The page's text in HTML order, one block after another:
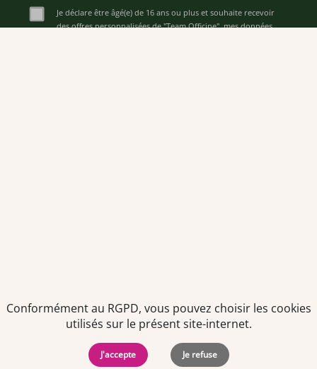
Je déclare être âgé(e) de 16 ans ou plus et souhaite recevoir
des offres personnalisées de "Team Officine", mes données
données
personnelles
Officine. Tous droits
réservés.
cookies
Conformément au RGPD, vous pouvez choisir les cookies
utilisés sur le présent site-internet.
J'accepte Je refuse